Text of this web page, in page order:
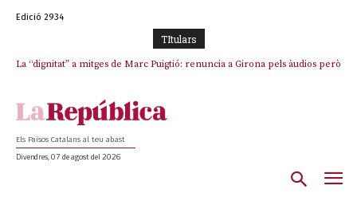
Edició 2934
TItulars
La “dignitat” a mitges de Marc Puigtió: renuncia a Girona pels àudios però
Els Països Catalans al teu abast
Divendres, 07 de agost del 2026